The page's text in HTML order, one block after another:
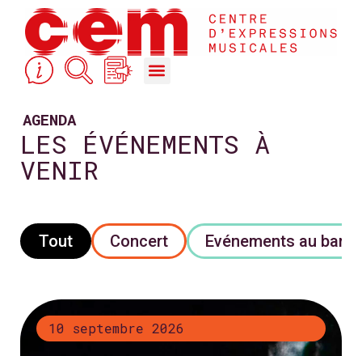
AGENDA
LES ÉVÉNEMENTS À
VENIR
Concert Evénements au bar
Tout
10 septembre 2026+ d’infos